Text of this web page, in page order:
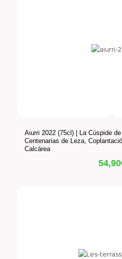
Aiurri 2022 (75cl) | La Cúspide
Centenarias de Leza,
Calcárea
54,90